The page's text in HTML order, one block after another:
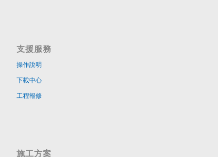
支援服務
操作說明
下載中心
工程報修
施工方案